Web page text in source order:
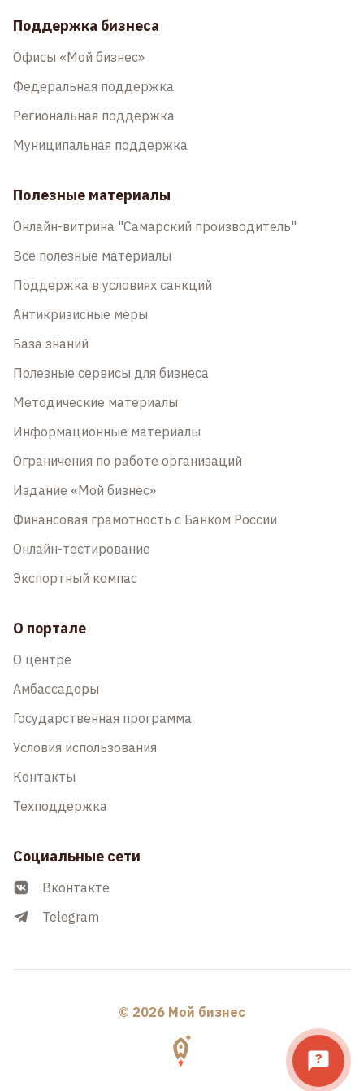
Поддержка бизнеса
Офисы «Мой бизнес»
Федеральная поддержка
Региональная поддержка
Муниципальная поддержка
Полезные материалы
Онлайн-витрина "Самарский производитель"
Все полезные материалы
Поддержка в условиях санкций
Антикризисные меры
База знаний
Полезные сервисы для бизнеса
Методические материалы
Информационные материалы
Ограничения по работе организаций
Издание «Мой бизнес»
Финансовая грамотность с Банком России
Онлайн-тестирование
Экспортный компас
О портале
О центре
Амбассадоры
Государственная программа
Условия использования
Контакты
Техподдержка
Социальные сети
Вконтакте
Telegram
© 2026 Мой бизнес